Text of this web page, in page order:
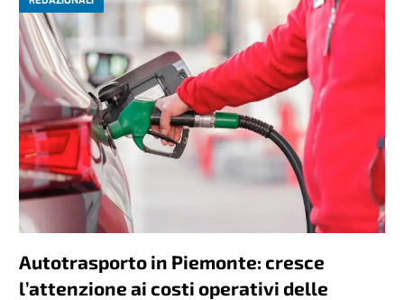
Autotrasporto in Piemonte: cresce
l’attenzione ai costi operativi delle